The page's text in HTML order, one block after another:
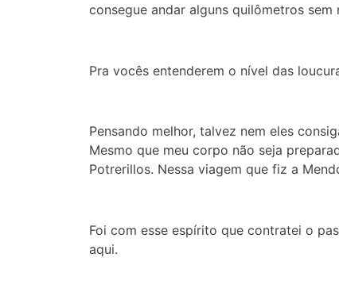
consegue andar alguns quilômetros
Pra vocês entenderem o nível das
Pensando melhor, talvez nem eles
Mesmo que meu corpo não seja
Potrerillos. Nessa viagem que fiz a
Foi com esse espírito que contratei o
aqui.